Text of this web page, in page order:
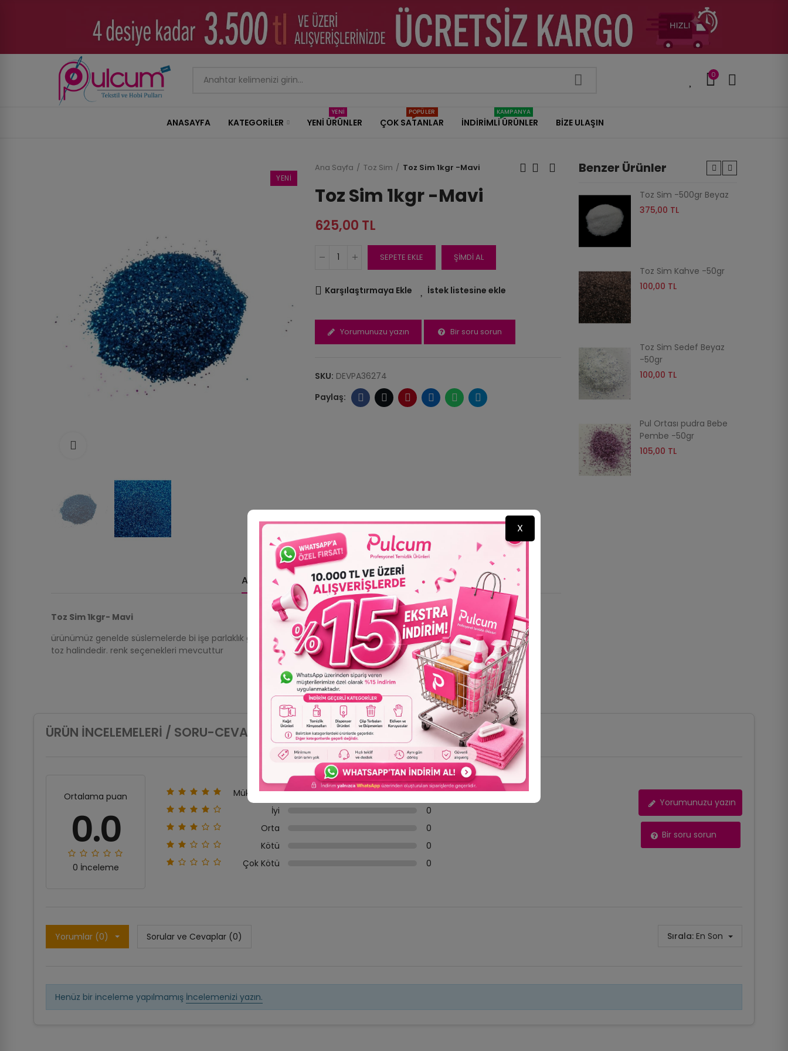
0
ANASAYFA KATEGORILER YENI ÜRÜNLER
YENİ
ÇOK SATANLAR
POPÜLER
İNDİRİMLİ ÜRÜNLER
KAMPANYA
BİZE ULAŞIN
YENI
Ana Sayfa Toz Sim Toz Sim 1kgr -Mavi
Toz Sim 1kgr -Mavi
625,00 TL
SEPETE EKLE ŞİMDİ AL
Karşılaştırmaya Ekle İstek listesine ekle
Yorumunuzu yazın Bir soru sorun
SKU: DEVPA36274
Açıklama Ürün Detayları
Toz Sim 1kgr- Mavi
ürünümüz genelde süslemelerde bi işe parlaklık görsellik katmak için kullanılır
toz halindedir. renk seçenekleri mevcuttur
Benzer Ürünler
Toz Sim Pembe -50gr
Toz Sim Light Gold
Toz Sim -500gr Beyaz
375,00 TL
Toz Sim Kahve -50gr
100,00 TL
Toz Sim Sedef Beyaz
-50gr
100,00 TL
Pul Ortası pudra Bebe
Pembe -50gr
105,00 TL
ÜRÜN İNCELEMELERI / SORU-CEVAP
Ortalama puan
0.0
0 İnceleme
Mükemmel
0
İyi
0
Orta
0
Kötü
0
Çok Kötü
0
Yorumunuzu yazın
Bir soru sorun
Yorumlar (0) Sorular ve Cevaplar (0) Sırala: En Son
Henüz bir inceleme yapılmamış İncelemenizi yazın.
X